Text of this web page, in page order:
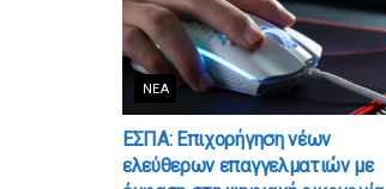
ΝΈΑ
ΕΣΠΑ: Επιχορήγηση νέων
ελεύθερων επαγγελματιών με